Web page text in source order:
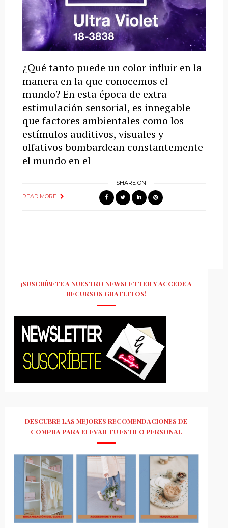
¿Qué tanto puede un color influir en la
manera en la que conocemos el
mundo? En esta época de extra
estimulación sensorial, es innegable
que factores ambientales como los
estímulos auditivos, visuales y
olfativos bombardean constantemente
el mundo en el
READ MORE
SHARE ON
¡SUSCRÍBETE A NUESTRO NEWSLETTER Y ACCEDE A
RECURSOS GRATUITOS!
DESCUBRE LAS MEJORES RECOMENDACIONES DE
COMPRA PARA ELEVAR TU ESTILO PERSONAL